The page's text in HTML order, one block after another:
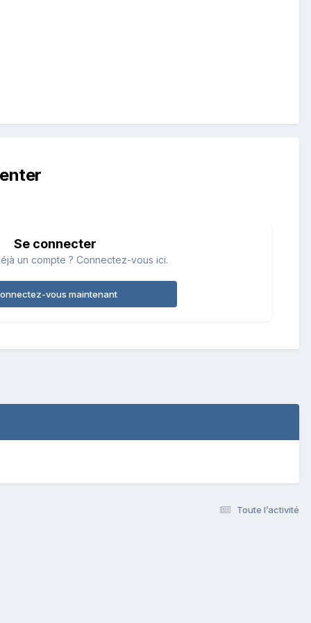
Se connecter
un compte ? Connectez-vous ici.
vous maintenant
Toute l’activité